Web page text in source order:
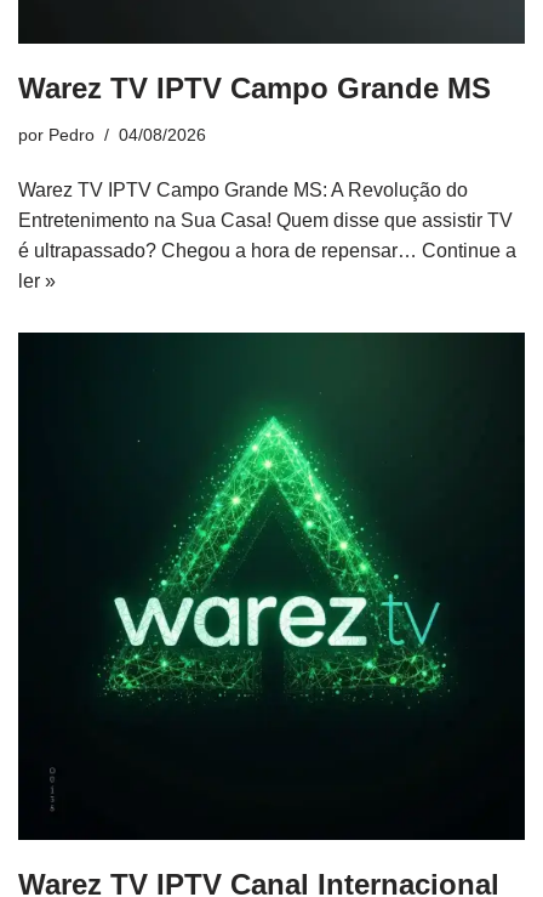
Warez TV IPTV Campo Grande MS
por Pedro 04/08/2026
Warez TV IPTV Campo Grande MS: A Revolução do
Entretenimento na Sua Casa! Quem disse que assistir TV
é ultrapassado? Chegou a hora de repensar… Continue a
ler »
Warez TV IPTV Canal Internacional